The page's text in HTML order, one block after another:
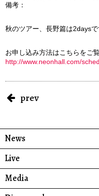
備考：
秋のツアー、長野篇は2daysで
お申し込み方法はこちらをご
http://www.neonhall.com/
prev
News
Live
Media